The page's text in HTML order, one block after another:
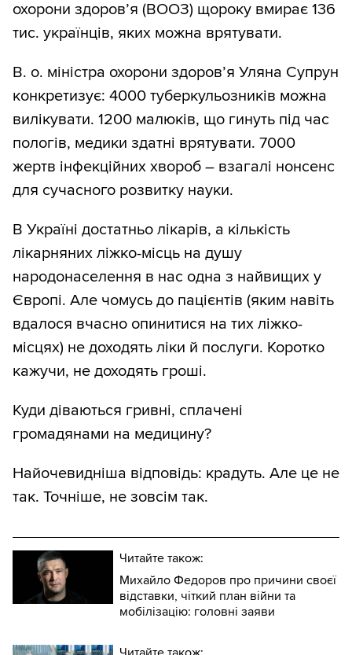
охорони здоров’я (ВООЗ) щороку вмирає 136
тис. українців, яких можна врятувати.
В. о. міністра охорони здоров’я Уляна Супрун
конкретизує: 4000 туберкульозників можна
вилікувати. 1200 малюків, що гинуть під час
пологів, медики здатні врятувати. 7000
жертв інфекційних хвороб – взагалі нонсенс
для сучасного розвитку науки.
В Україні достатньо лікарів, а кількість
лікарняних ліжко-місць на душу
народонаселення в нас одна з найвищих у
Європі. Але чомусь до пацієнтів (яким навіть
вдалося вчасно опинитися на тих ліжко-
місцях) не доходять ліки й послуги. Коротко
кажучи, не доходять гроші.
Куди діваються гривні, сплачені
громадянами на медицину?
Найочевидніша відповідь: крадуть. Але це не
так. Точніше, не зовсім так.
Читайте також:
Михайло Федоров про причини своєї
відставки, чіткий план війни та
мобілізацію: головні заяви